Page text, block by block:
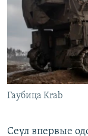
РАСПИСАНИЕ
ПОДПИШИТЕСЬ
СОЦИАЛЬНЫЕ СЕТИ
Гаубица Krab
Сеул впервые